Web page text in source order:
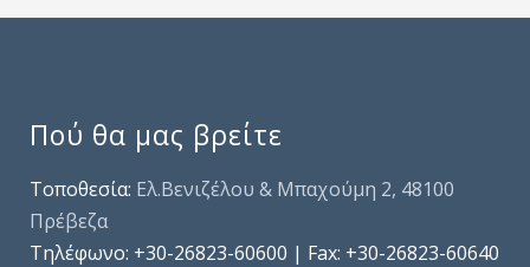
Πού θα μας βρείτε
Τοποθεσία: Ελ.Βενιζέλου & Μπαχούμη 2, 48100
Πρέβεζα
Τηλέφωνo: +30-26823-60600 | Fax: +30-26823-60640